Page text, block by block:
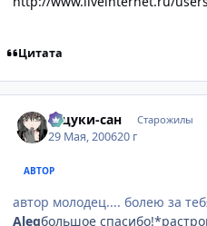
Цитата
Тацуки-сан Старожилы
29 Мая, 200620 г
АВТОР
автор молодец.... болею за
Alegбольшое